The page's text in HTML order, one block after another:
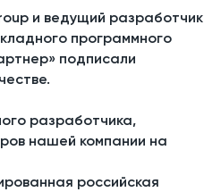
и ведущий разработчик
программного
подписали
разработчика,
нашей компании на
российская